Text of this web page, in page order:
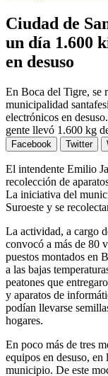
Ciudad de
un día 1.600
en desuso
En Boca del Tigre, se
municipalidad
electrónicos en
gente llevó 1.600 kg
Facebook Twitter
El intendente Emilio
recolección de
La iniciativa del
Suroeste y se
La actividad, a cargo
convocó a más de 80
puestos montados en
a las bajas
peatones que
y aparatos de
podían llevarse
hogares.
En poco más de tres
equipos en desuso, en
municipio. De este